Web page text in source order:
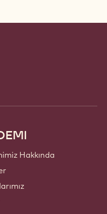
Hakkında